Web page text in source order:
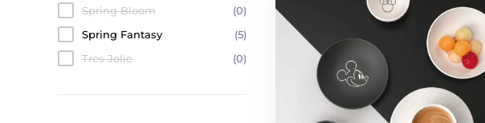
Spring Bloom
(0)
Spring Fantasy
(5)
Tres Jolie
(0)